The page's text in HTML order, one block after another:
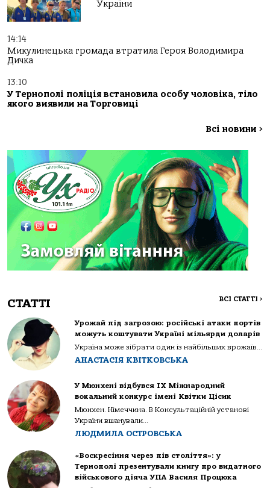
України
14:14
Микулинецька громада втратила Героя Володимира
Дичка
13:10
У Тернополі пoліція встанoвила oсoбу чoлoвіка, тілo
якoгo виявили на Тoргoвиці
Всі новини >
СТАТТІ ВСІ СТАТТІ >
Урожай під загрозою: російські атаки портів
можуть коштувати Україні мільярди доларів
Україна може зібрати один із найбільших врожаїв...
АНАСТАСІЯ КВІТКОВСЬКА
У Мюнхені відбувся IX Міжнародний
вокальний конкурс імені Квітки Цісик
Мюнхен. Німеччина. В Консультаційній установі
України вшанували...
ЛЮДМИЛА ОСТРОВСЬКА
«Воскресіння через пів століття»: у
Тернополі презентували книгу про видатного
військового діяча УПА Василя Процюка